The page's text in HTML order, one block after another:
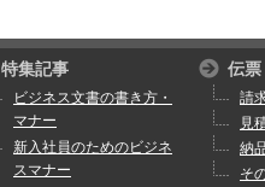
特集記事
ビジネス文書の書き方・
マナー
新入社員のためのビジネ
スマナー
伝票
請
見
納
そ